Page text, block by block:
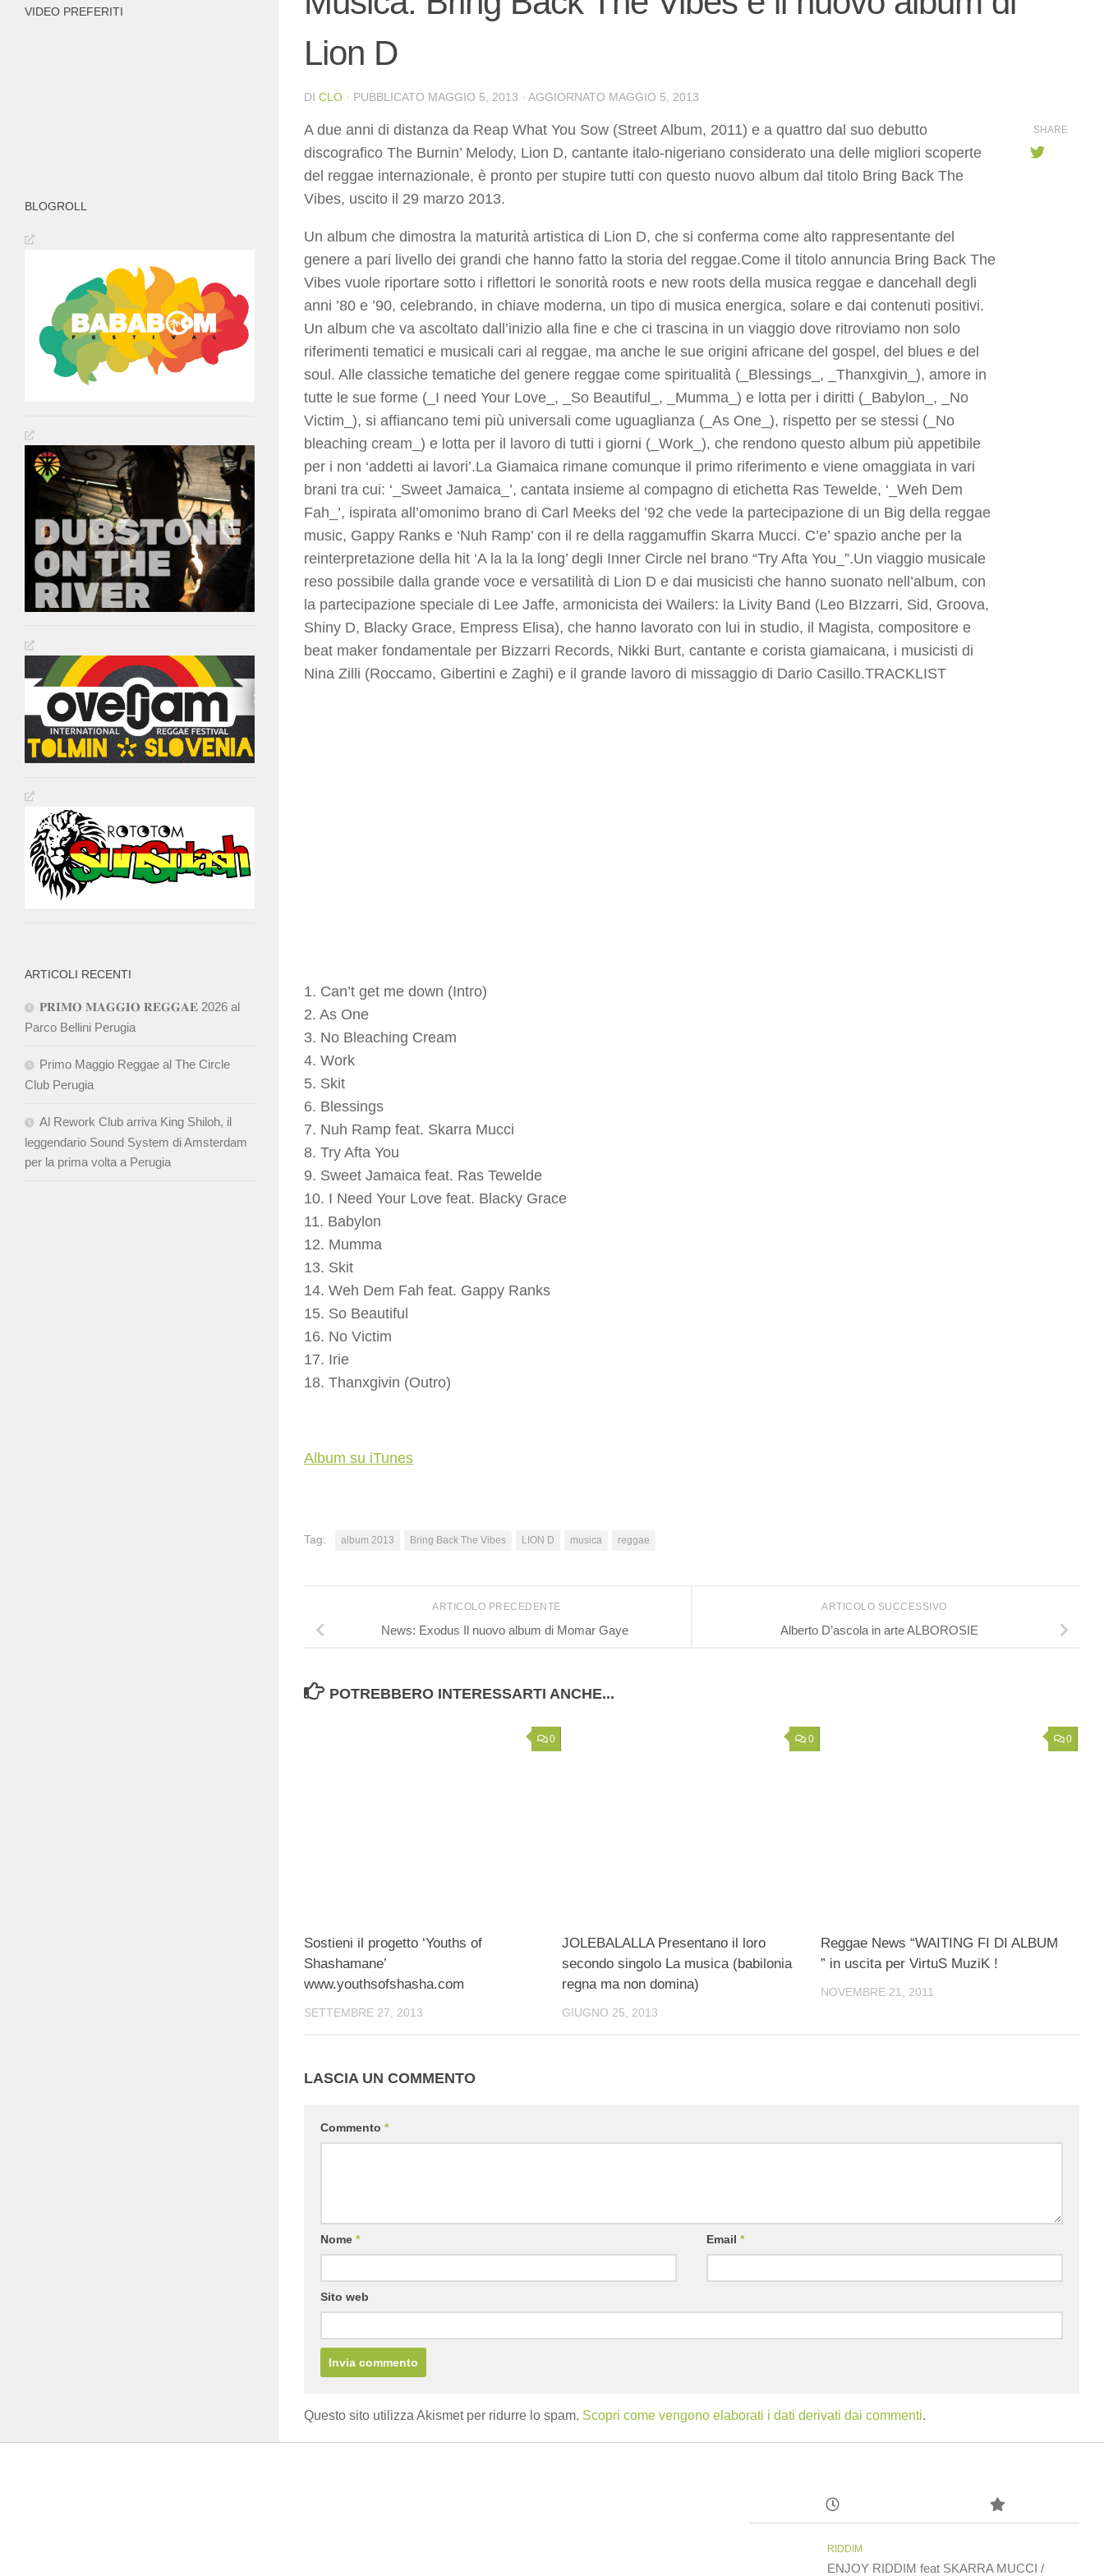
Lion D
DI CLO · PUBBLICATO MAGGIO 5, 2013 · AGGIORNATO MAGGIO 5, 2013
A due anni di distanza da Reap What You Sow (Street Album, 2011) e a quattro dal suo debutto
discografico The Burnin’ Melody, Lion D, cantante italo-nigeriano considerato una delle migliori scoperte
del reggae internazionale, è pronto per stupire tutti con questo nuovo album dal titolo Bring Back The
Vibes, uscito il 29 marzo 2013.
Un album che dimostra la maturità artistica di Lion D, che si conferma come alto rappresentante del
genere a pari livello dei grandi che hanno fatto la storia del reggae.Come il titolo annuncia Bring Back The
Vibes vuole riportare sotto i riflettori le sonorità roots e new roots della musica reggae e dancehall degli
anni ’80 e ’90, celebrando, in chiave moderna, un tipo di musica energica, solare e dai contenuti positivi.
Un album che va ascoltato dall’inizio alla fine e che ci trascina in un viaggio dove ritroviamo non solo
riferimenti tematici e musicali cari al reggae, ma anche le sue origini africane del gospel, del blues e del
soul. Alle classiche tematiche del genere reggae come spiritualità (_Blessings_, _Thanxgivin_), amore in
tutte le sue forme (_I need Your Love_, _So Beautiful_, _Mumma_) e lotta per i diritti (_Babylon_, _No
Victim_), si affiancano temi più universali come uguaglianza (_As One_), rispetto per se stessi (_No
bleaching cream_) e lotta per il lavoro di tutti i giorni (_Work_), che rendono questo album più appetibile
per i non ‘addetti ai lavori’.La Giamaica rimane comunque il primo riferimento e viene omaggiata in vari
brani tra cui: ‘_Sweet Jamaica_’, cantata insieme al compagno di etichetta Ras Tewelde, ‘_Weh Dem
Fah_’, ispirata all’omonimo brano di Carl Meeks del ’92 che vede la partecipazione di un Big della reggae
music, Gappy Ranks e ‘Nuh Ramp’ con il re della raggamuffin Skarra Mucci. C’e’ spazio anche per la
reinterpretazione della hit ‘A la la la long’ degli Inner Circle nel brano “Try Afta You_”.Un viaggio musicale
reso possibile dalla grande voce e versatilità di Lion D e dai musicisti che hanno suonato nell’album, con
la partecipazione speciale di Lee Jaffe, armonicista dei Wailers: la Livity Band (Leo BIzzarri, Sid, Groova,
Shiny D, Blacky Grace, Empress Elisa), che hanno lavorato con lui in studio, il Magista, compositore e
beat maker fondamentale per Bizzarri Records, Nikki Burt, cantante e corista giamaicana, i musicisti di
Nina Zilli (Roccamo, Gibertini e Zaghi) e il grande lavoro di missaggio di Dario Casillo.TRACKLIST
1. Can’t get me down (Intro)
2. As One
3. No Bleaching Cream
4. Work
5. Skit
6. Blessings
7. Nuh Ramp feat. Skarra Mucci
8. Try Afta You
9. Sweet Jamaica feat. Ras Tewelde
10. I Need Your Love feat. Blacky Grace
11. Babylon
12. Mumma
13. Skit
14. Weh Dem Fah feat. Gappy Ranks
15. So Beautiful
16. No Victim
17. Irie
18. Thanxgivin (Outro)
Album su iTunes
SHARE
Tag: album 2013 Bring Back The Vibes LION D musica reggae
ARTICOLO SUCCESSIVO
Alberto D’ascola in arte ALBOROSIE
ARTICOLO PRECEDENTE
News: Exodus Il nuovo album di Momar Gaye
POTREBBERO INTERESSARTI ANCHE...
0
Sostieni il progetto ‘Youths of
Shashamane’
www.youthsofshasha.com
SETTEMBRE 27, 2013
0
JOLEBALALLA Presentano il loro
secondo singolo La musica (babilonia
regna ma non domina)
GIUGNO 25, 2013
0
Reggae News “WAITING FI DI ALBUM
” in uscita per VirtuS MuziK !
NOVEMBRE 21, 2011
LASCIA UN COMMENTO
Commento *
Nome * Email*
Sito web
Questo sito utilizza Akismet per ridurre lo spam. Scopri come vengono elaborati i dati derivati dai commenti.
VIDEO PREFERITI
BLOGROLL
ARTICOLI RECENTI
𝐏𝐑𝐈𝐌𝐎 𝐌𝐀𝐆𝐆𝐈𝐎 𝐑𝐄𝐆𝐆𝐀𝐄 2026 al
Parco Bellini Perugia
Primo Maggio Reggae al The Circle
Club Perugia
Al Rework Club arriva King Shiloh, il
leggendario Sound System di Amsterdam
per la prima volta a Perugia
RIDDIM
ENJOY RIDDIM feat SKARRA MUCCI /